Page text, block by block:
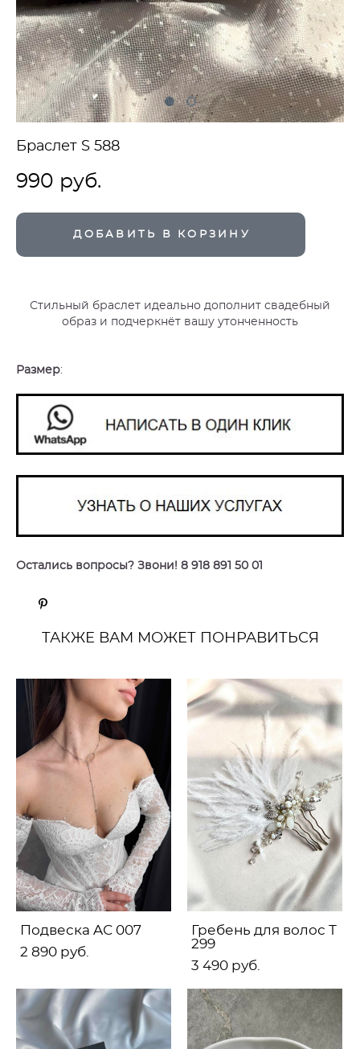
Браслет S 588
990 pуб.
ДОБАВИТЬ В КОРЗИНУ
Стильный браслет идеально дополнит свадебный
образ и подчеркнёт вашу утонченность
Размер:
Остались вопросы? Звони! 8 918 891 50 01
ТАКЖЕ ВАМ МОЖЕТ ПОНРАВИТЬСЯ
Подвеска AС 007
2 890 pуб.
Гребень для волос Т
299
3 490 pуб.